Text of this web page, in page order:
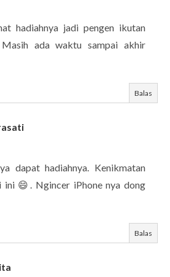
hadiahnya jadi pengen ikutan
Masih ada waktu sampai akhir
Balas
dapat hadiahnya. Kenikmatan
ini 😄. Ngincer iPhone nya dong
Balas